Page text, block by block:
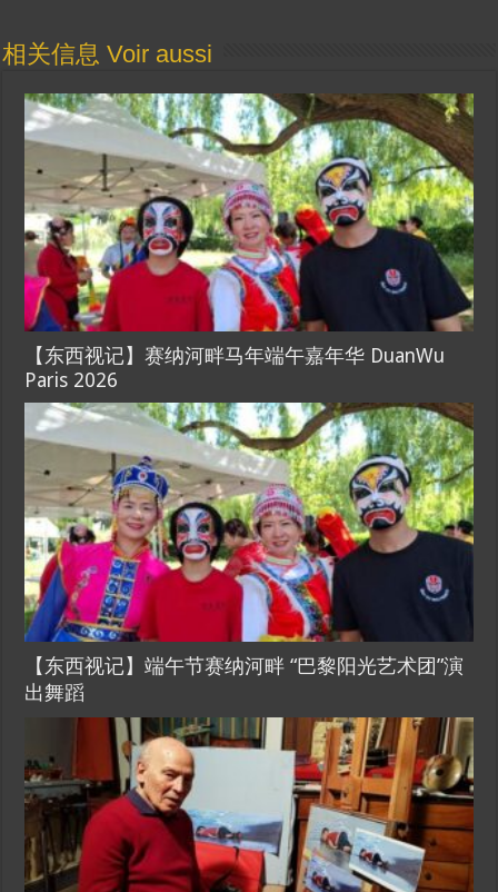
相关信息 Voir aussi
【东西视记】赛纳河畔马年端午嘉年华 DuanWu
Paris 2026
【东西视记】端午节赛纳河畔 “巴黎阳光艺术团”演
出舞蹈